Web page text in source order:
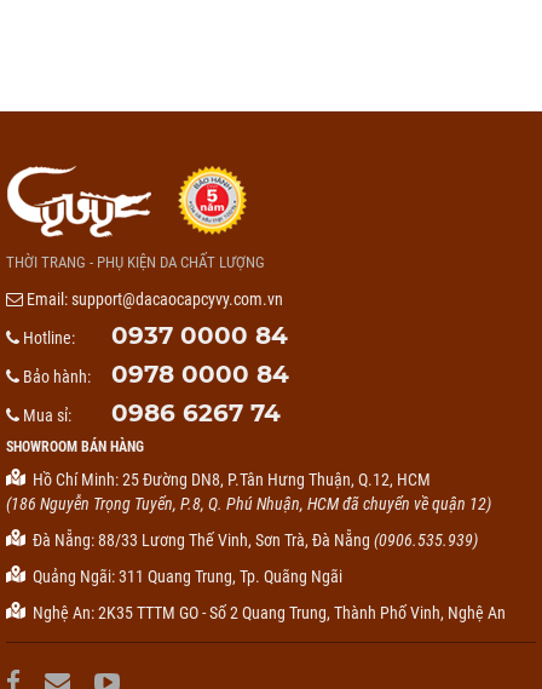
THỜI TRANG - PHỤ KIỆN DA CHẤT LƯỢNG
Email:support@dacaocapcyvy.com.vn
Hotline:
0937 0000 84
Bảo hành: 0978 0000 84
Mua sỉ: 0986 6267 74
SHOWROOM BÁN HÀNG
Hồ Chí Minh: 25 Đường DN8, P.Tân Hưng Thuận, Q.12, HCM
(186 Nguyễn Trọng Tuyển, P.8, Q. Phú Nhuận, HCM đã chuyển về quận 12)
Đà Nẵng: 88/33 Lương Thế Vinh, Sơn Trà, Đà Nẵng (0906.535.939)
Quảng Ngãi: 311 Quang Trung, Tp. Quãng Ngãi
Nghệ An: 2K35 TTTM GO - Số 2 Quang Trung, Thành Phố Vinh, Nghệ An